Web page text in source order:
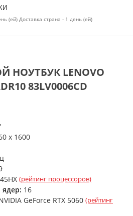
Доставка минск - 1 день (ей) Доставка страна - 1 день (ей)
НОУТБУК LENOVO
83LV0006CD
x 1600
(рейтинг процессоров)
16
GeForce RTX 5060 (рейтинг